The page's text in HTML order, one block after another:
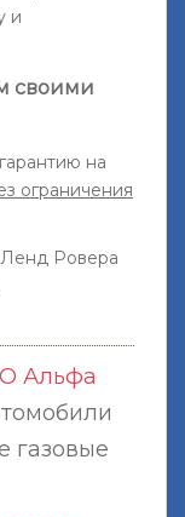
и
своими
на
ограничения
Ленд Ровера
Альфа
газовые